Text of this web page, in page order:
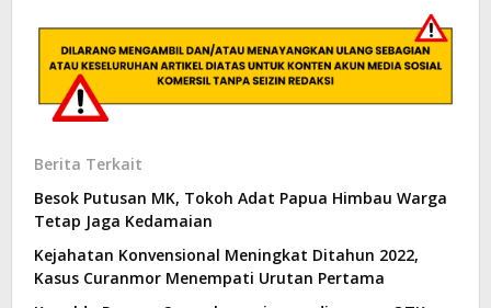
Berita Terkait
Besok Putusan MK, Tokoh Adat Papua Himbau Warga
Tetap Jaga Kedamaian
Kejahatan Konvensional Meningkat Ditahun 2022,
Kasus Curanmor Menempati Urutan Pertama